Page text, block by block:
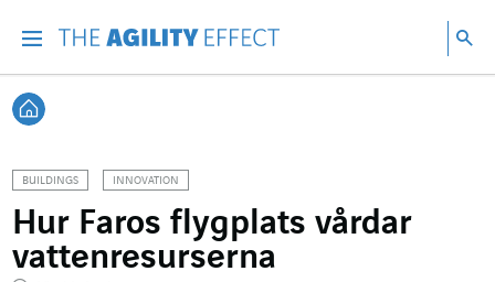
Sök
Tillbaka till startsidan
BUILDINGS INNOVATION
Hur Faros flygplats vårdar
vattenresurserna